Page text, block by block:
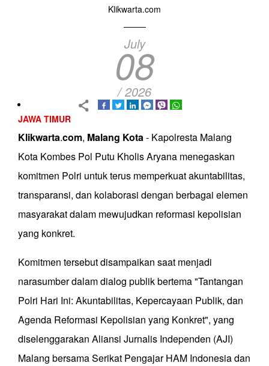
Klikwarta.com
July
08
/ 2026
JAWA TIMUR
Klikwarta.com, Malang Kota- Kapolresta Malang
Kota Kombes Pol Putu Kholis Aryana menegaskan
komitmen Polri untuk terus memperkuat akuntabilitas,
transparansi, dan kolaborasi dengan berbagai elemen
masyarakat dalam mewujudkan reformasi kepolisian
yang konkret.
Komitmen tersebut disampaikan saat menjadi
narasumber dalam dialog publik bertema "Tantangan
Polri Hari Ini: Akuntabilitas, Kepercayaan Publik, dan
Agenda Reformasi Kepolisian yang Konkret", yang
diselenggarakan Aliansi Jurnalis Independen (AJI)
Malang bersama Serikat Pengajar HAM Indonesia dan